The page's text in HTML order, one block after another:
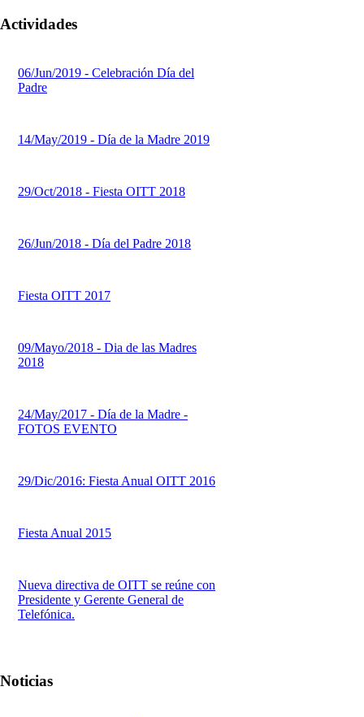
Actividades
06/Jun/2019 - Celebración Día del
Padre
14/May/2019 - Día de la Madre 2019
29/Oct/2018 - Fiesta OITT 2018
26/Jun/2018 - Día del Padre 2018
Fiesta OITT 2017
09/Mayo/2018 - Dia de las Madres
2018
24/May/2017 - Día de la Madre -
FOTOS EVENTO
29/Dic/2016: Fiesta Anual OITT 2016
Fiesta Anual 2015
Nueva directiva de OITT se reúne con
Presidente y Gerente General de
Telefónica.
Noticias